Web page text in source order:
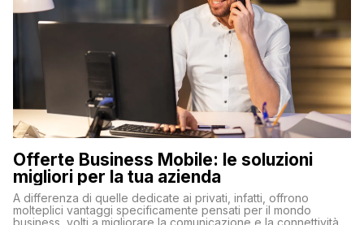
Offerte Business Mobile: le soluzioni
migliori per la tua azienda
A differenza di quelle dedicate ai privati, infatti, offrono
molteplici vantaggi specificamente pensati per il mondo
business, volti a migliorare la comunicazione e la connettività